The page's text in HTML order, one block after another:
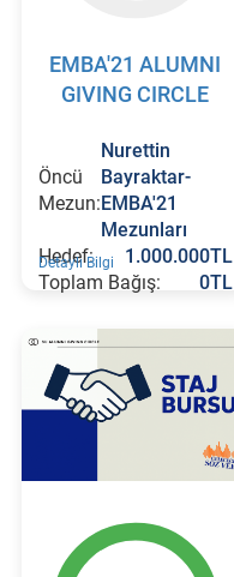
EMBA'21 ALUMNI
GIVING CIRCLE
Öncü
Mezun:
Nurettin
Bayraktar-
EMBA'21
Mezunları
Hedef:
1.000.000TL
Toplam Bağış:
0TL
Detaylı Bilgi